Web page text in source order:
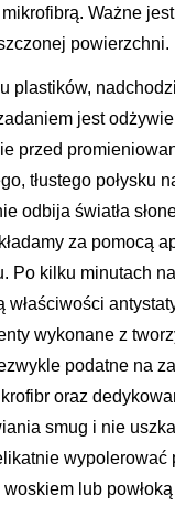
Ważne
powierzchni.
plastików,
jest
przed
tłustego połysku
odbija światła
za pomocą
Po kilku minutach
wykonane z
podatne na
oraz
smug i nie
lub